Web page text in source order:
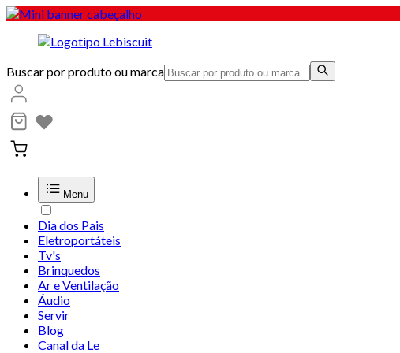
Buscar por produto ou marca
Menu
Dia dos Pais
Eletroportáteis
Tv's
Brinquedos
Ar e Ventilação
Áudio
Servir
Blog
Canal da Le